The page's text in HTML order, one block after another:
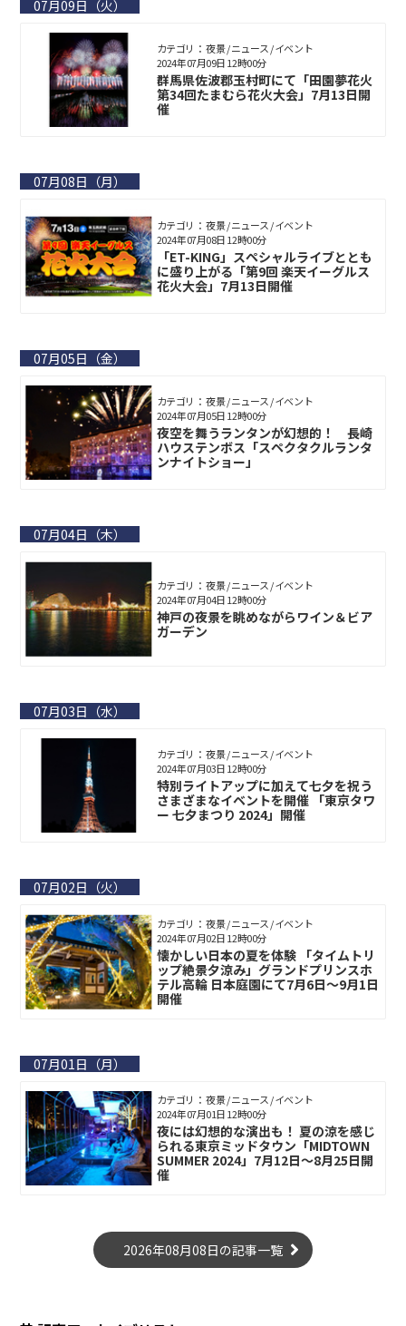
07月09日（火）
カテゴリ： 夜景 / ニュース / イベント
群馬県佐波郡玉村町にて「田園夢花火
第34回たまむら花火大会」7月13日開
催
2024年07月09日 12時00分
07月08日（月）
カテゴリ： 夜景 / ニュース / イベント
「ET-KING」スペシャルライブととも
に盛り上がる「第9回 楽天イーグルス
花火大会」7月13日開催
2024年07月08日 12時00分
07月05日（金）
カテゴリ： 夜景 / ニュース / イベント
夜空を舞うランタンが幻想的！ 長崎
ハウステンボス「スペクタクルランタ
ンナイトショー」
2024年07月05日 12時00分
07月04日（木）
カテゴリ： 夜景 / ニュース / イベント
神戸の夜景を眺めながらワイン＆ビア
ガーデン
2024年07月04日 12時00分
07月03日（水）
カテゴリ： 夜景 / ニュース / イベント
特別ライトアップに加えて七夕を祝う
さまざまなイベントを開催 「東京タワ
ー 七夕まつり 2024」開催
2024年07月03日 12時00分
07月02日（火）
カテゴリ： 夜景 / ニュース / イベント
懐かしい日本の夏を体験 「タイムトリ
ップ絶景夕涼み」グランドプリンスホ
テル高輪 日本庭園にて7月6日～9月1日
開催
2024年07月02日 12時00分
07月01日（月）
カテゴリ： 夜景 / ニュース / イベント
夜には幻想的な演出も！ 夏の涼を感じ
られる東京ミッドタウン「MIDTOWN
SUMMER 2024」7月12日～8月25日開
催
2024年07月01日 12時00分
2026年08月08日の記事一覧